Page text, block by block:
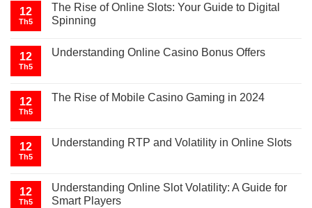
12
Th5
The Rise of Online Slots: Your Guide to Digital
Spinning
12
Th5
Understanding Online Casino Bonus Offers
12
Th5
The Rise of Mobile Casino Gaming in 2024
12
Th5
Understanding RTP and Volatility in Online Slots
12
Th5
Understanding Online Slot Volatility: A Guide for
Smart Players